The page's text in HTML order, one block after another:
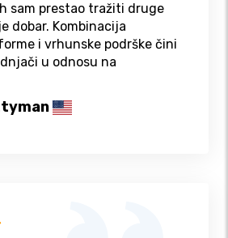
sam prestao tražiti druge
dobar. Kombinacija
i vrhunske podrške čini
u odnosu na